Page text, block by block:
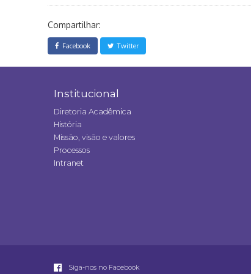
Compartilhar:
Facebook Twitter
Institucional
Diretoria Acadêmica
História
Missão, visão e valores
Processos
Intranet
Siga-nos no Facebook